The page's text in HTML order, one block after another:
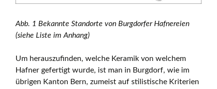
Abb. 1 Bekannte Standorte von Burgdorfer Hafnereien
(siehe Liste im Anhang)
Um herauszufinden, welche Keramik von welchem
Hafner gefertigt wurde, ist man in Burgdorf, wie im
übrigen Kanton Bern, zumeist auf stilistische Kriterien